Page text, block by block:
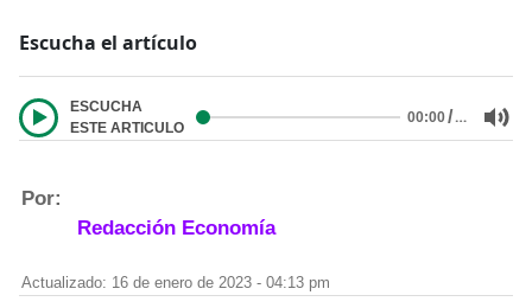
Escucha el artículo
ESCUCHA
ESTE ARTICULO
00:00/…
Por:
Redacción Economía
Actualizado: 16 de enero de 2023 - 04:13 pm